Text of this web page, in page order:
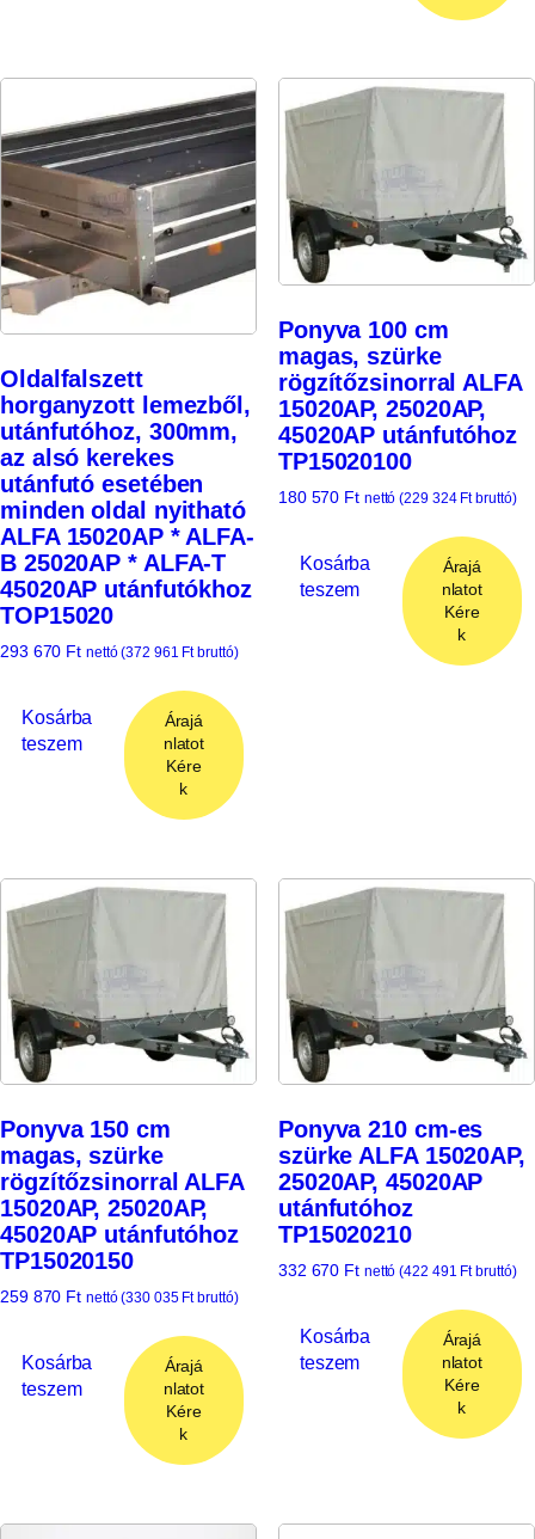
Oldalfalszett
horganyzott lemezből,
utánfutóhoz, 300mm,
az alsó kerekes
utánfutó esetében
minden oldal nyitható
ALFA 15020AP * ALFA-
B 25020AP * ALFA-T
45020AP utánfutókhoz
TOP15020
293 670 Ft nettó (372 961 Ftbruttó)
Kosárba
teszem
Árajá
nlatot
Kére
k
Ponyva 100 cm
magas, szürke
rögzítőzsinorral ALFA
15020AP, 25020AP,
45020AP utánfutóhoz
TP15020100
180 570 Ft nettó (229 324 Ftbruttó)
Kosárba
teszem
Árajá
nlatot
Kére
k
Ponyva 150 cm
magas, szürke
rögzítőzsinorral ALFA
15020AP, 25020AP,
45020AP utánfutóhoz
TP15020150
259 870 Ft nettó (330 035 Ftbruttó)
Kosárba
teszem
Árajá
nlatot
Kére
k
Ponyva 210 cm-es
szürke ALFA 15020AP,
25020AP, 45020AP
utánfutóhoz
TP15020210
332 670 Ft nettó (422 491 Ftbruttó)
Kosárba
teszem
Árajá
nlatot
Kére
k